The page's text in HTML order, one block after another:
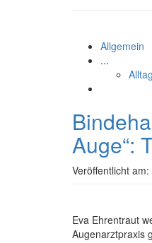
Allgemein
...
Alltag
Auge“:
Veröffentlicht am:
Eva Ehrentraut
Augenarztpraxis